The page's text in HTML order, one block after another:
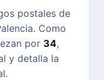
postales de
Como
por 34,
y detalla la